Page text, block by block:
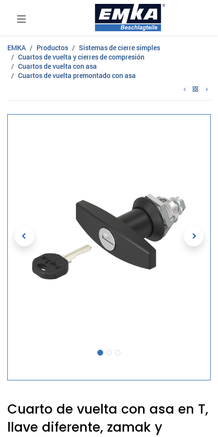
EMKA Productos
Sistemas de cierre simples
Cuartos de vuelta y cierres de compresión
Cuartos de vuelta con asa
Cuartos de vuelta premontado con asa
Cuarto de vuelta con asa en T,
llave diferente, zamak y